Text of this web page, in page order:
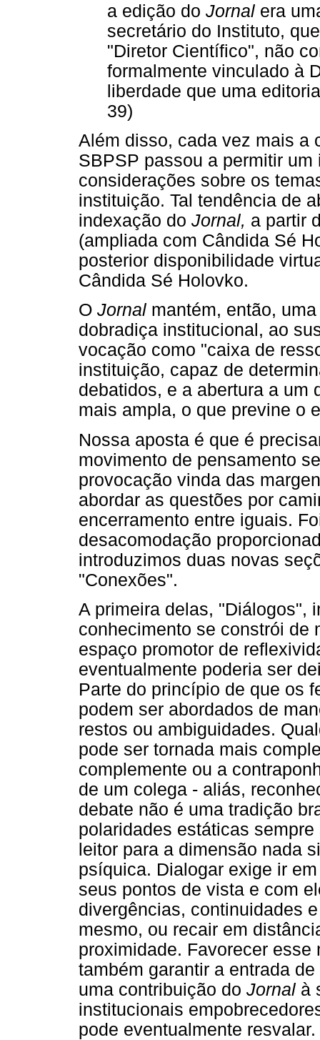
a edição do Jornal era
secretário do Instituto,
"Diretor Científico", não
formalmente vinculado à
liberdade que uma
39)
Além disso, cada vez mais a
SBPSP passou a permitir
considerações sobre os
instituição. Tal tendência de
indexação do Jornal, a partir
(ampliada com Cândida Sé
posterior disponibilidade
Cândida Sé Holovko.
O Jornal mantém, então,
dobradiça institucional, ao
vocação como "caixa de
instituição, capaz de
debatidos, e a abertura a um
mais ampla, o que previne o
Nossa aposta é que é
movimento de pensamento
provocação vinda das
abordar as questões por
encerramento entre iguais.
desacomodação
introduzimos duas novas
"Conexões".
A primeira delas, "Diálogos",
conhecimento se constrói de
espaço promotor de
eventualmente poderia ser
Parte do princípio de que os
podem ser abordados de
restos ou ambiguidades.
pode ser tornada mais
complemente ou a
de um colega - aliás,
debate não é uma tradição
polaridades estáticas
leitor para a dimensão nada
psíquica. Dialogar exige ir
seus pontos de vista e com
divergências, continuidades
mesmo, ou recair em
proximidade. Favorecer
também garantir a entrada
uma contribuição do Jornal à
institucionais
pode eventualmente resvalar.